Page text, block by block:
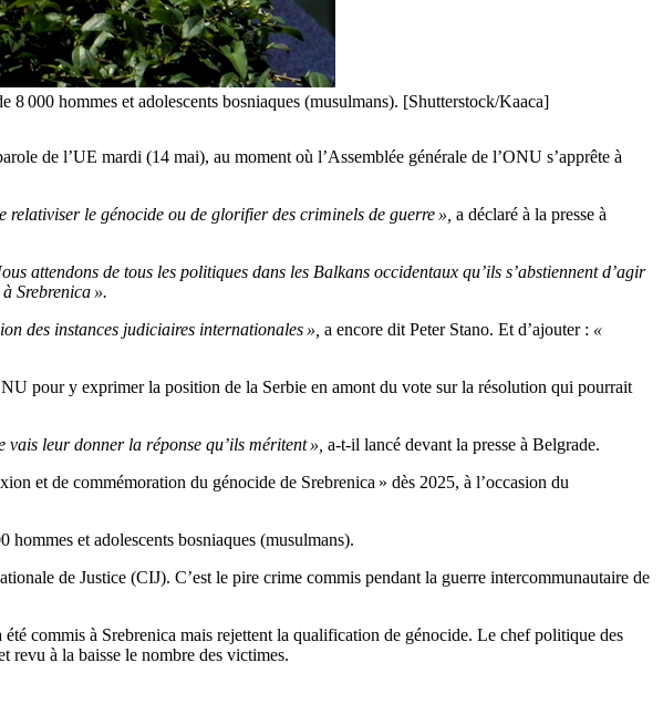
000 hommes et adolescents bosniaques (musulmans). [Shutterstock/Kaaca]
de l’UE mardi (14 mai), au moment où l’Assemblée générale de l’ONU s’apprête à
relativiser le génocide ou de glorifier des criminels de guerre », a déclaré à la presse à
attendons de tous les politiques dans les Balkans occidentaux qu’ils s’abstiennent d’agir
Srebrenica ».
des instances judiciaires internationales », a encore dit Peter Stano. Et d’ajouter : «
pour y exprimer la position de la Serbie en amont du vote sur la résolution qui pourrait
leur donner la réponse qu’ils méritent », a-t-il lancé devant la presse à Belgrade.
et de commémoration du génocide de Srebrenica » dès 2025, à l’occasion du
et adolescents bosniaques (musulmans).
de Justice (CIJ). C’est le pire crime commis pendant la guerre intercommunautaire de
été commis à Srebrenica mais rejettent la qualification de génocide. Le chef politique des
revu à la baisse le nombre des victimes.